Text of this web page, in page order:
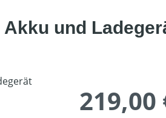
und
219,00